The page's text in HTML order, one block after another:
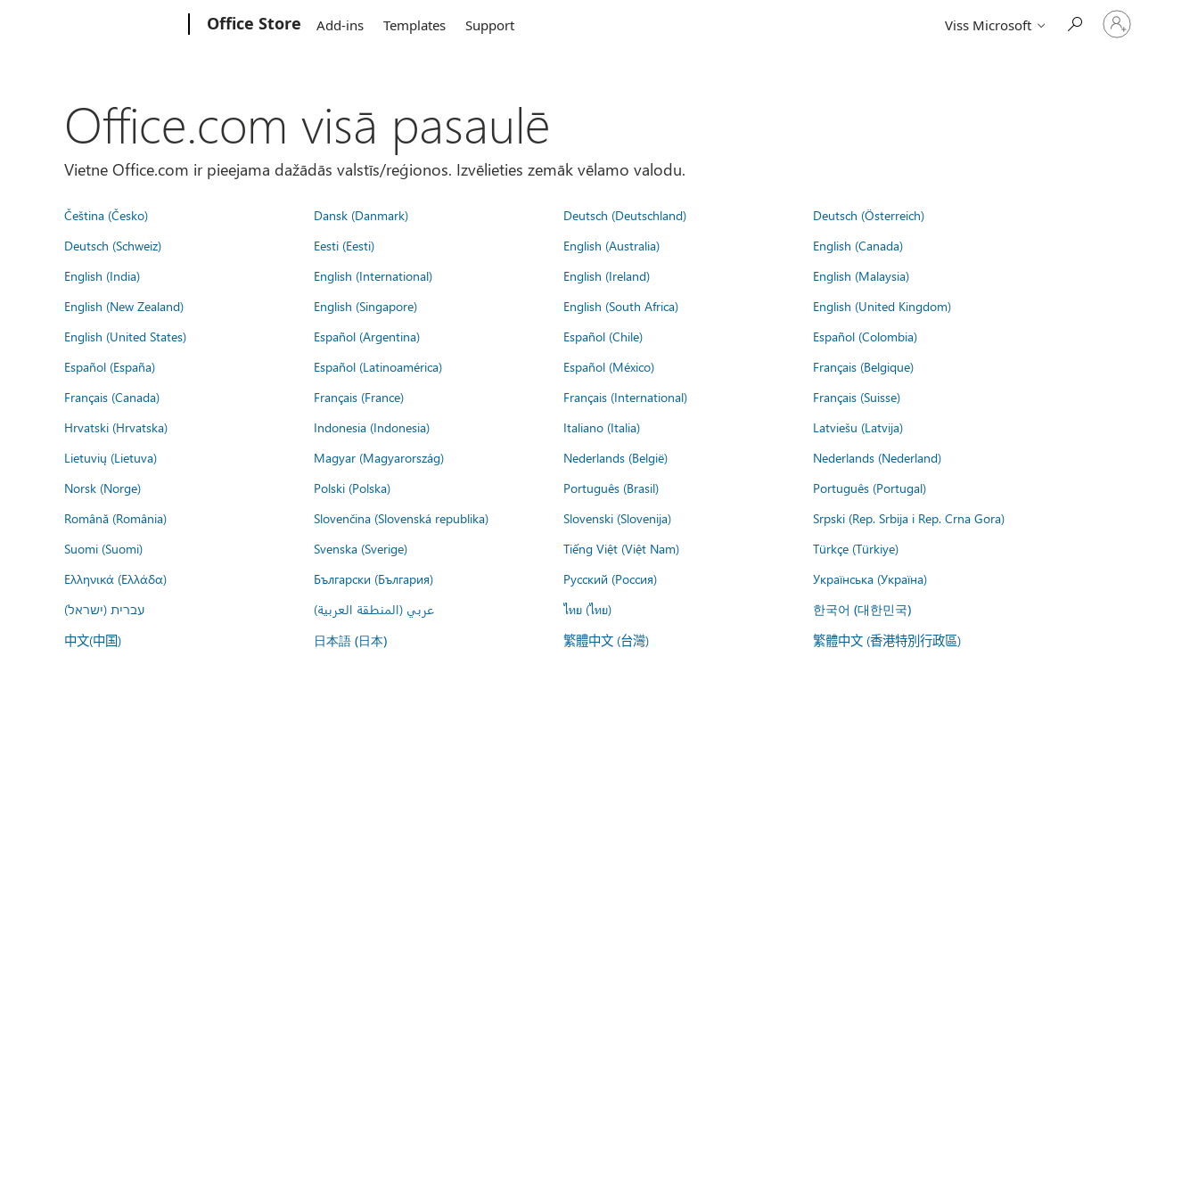
Office Store Add-ins Templates Support Viss Microsoft
Pierakstieties
savā
kontā
Office.com visā pasaulē
Vietne Office.com ir pieejama dažādās valstīs/reģionos. Izvēlieties zemāk vēlamo valodu.
Čeština (Česko) Dansk (Danmark) Deutsch (Deutschland)
Deutsch (Österreich)
Deutsch (Schweiz)
Eesti (Eesti) English (Australia)
English (Canada)
English (India)
English (International) English (Ireland)
English (Malaysia)
English (New Zealand)
English (Singapore) English (South Africa)
English (United Kingdom)
English (United States)
Español (Argentina) Español (Chile)
Español (Colombia)
Español (España)
Español (Latinoamérica) Español (México)
Français (Belgique)
Français (Canada)
Français (France) Français (International)
Français (Suisse)
Hrvatski (Hrvatska)
Indonesia (Indonesia) Italiano (Italia)
Latviešu (Latvija)
Lietuvių (Lietuva)
Magyar (Magyarország) Nederlands (België)
Nederlands (Nederland)
Norsk (Norge)
Polski (Polska) Português (Brasil)
Português (Portugal)
Română (România)
Slovenčina (Slovenská republika) Slovenski (Slovenija)
Srpski (Rep. Srbija i Rep. Crna Gora)
Suomi (Suomi)
Svenska (Sverige) Tiếng Việt (Việt Nam)
Türkçe (Türkiye)
Ελληνικά (Ελλάδα)
Български (България) Русский (Россия)
Українська (Україна)
עברית (ישראל)
عربي (المنطقة العربية) ไทย (ไทย) 한국어 (대한민국)
中文(中国) 日本語 (日本) 繁體中文 (台灣) 繁體中文 (香港特別行政區)